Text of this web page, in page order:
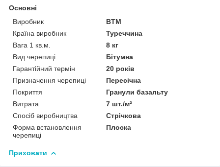
Основні
Виробник
BTM
Країна виробник
Туреччина
Вага 1 кв.м.
8 кг
Вид черепиці
Бітумна
Гарантійний термін
20 років
Призначення черепиці
Пересічна
Покриття
Гранули базальту
Витрата
7 шт./м²
Спосіб виробництва
Стрічкова
Форма встановлення
черепиці
Плоска
Приховати